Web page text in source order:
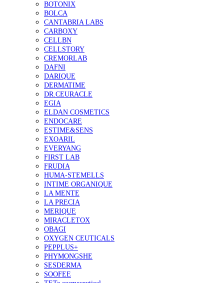
BOTONIX
BOLCA
CANTABRIA LABS
CARBOXY
CELLBN
CELLSTORY
CREMORLAB
DAFNI
DARIQUE
DERMATIME
DR.CEURACLE
EGIA
ELDAN COSMETICS
ENDOCARE
ESTIME&SENS
EXOARIL
EVERYANG
FIRST LAB
FRUDIA
HUMA-STEMELLS
INTIME ORGANIQUE
LA MENTE
LA PRECIA
MERIQUE
MIRACLETOX
OBAGI
OXYGEN CEUTICALS
PEPPLUS+
PHYMONGSHE
SESDERMA
SOOFEE